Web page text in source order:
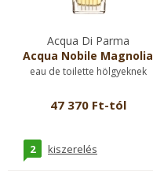
Acqua Di Parma
Acqua Nobile Magnolia
eau de toilette hölgyeknek
47 370 Ft-tól
2 kiszerelés